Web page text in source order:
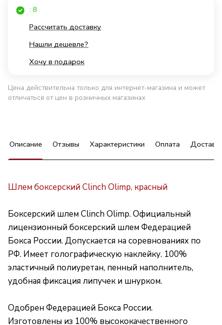
: 8
Рассчитать доставку
Нашли дешевле?
Хочу в подарок
Цена действительна только для интернет-магазина и может
отличаться от цен в розничных магазинах
Описание Отзывы Характеристики Оплата
Шлем боксерский Clinch Olimp, красный
Боксерский шлем Clinch Olimp. Официальный
лицензионный боксерский шлем Федерацией
Бокса России. Допускается на соревнованиях по
РФ. Имеет голографическую наклейку. 100%
эластичный полиуретан, пенный наполнитель,
удобная фиксация липучек и шнурком.
Одобрен Федерацией Бокса России.
Изготовлены из 100% высококачественного